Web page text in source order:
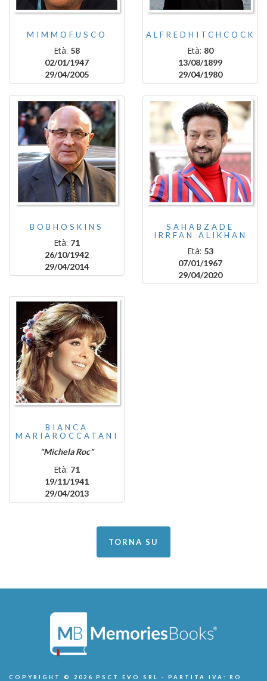
MIMMOFUSCO
Età: 58
02/01/1947
29/04/2005
ALFREDHITCHCOCK
Età: 80
13/08/1899
29/04/1980
BOBHOSKINS
Età: 71
26/10/1942
29/04/2014
SAHABZADE
IRRFAN ALIKHAN
Età: 53
07/01/1967
29/04/2020
BIANCA
MARIAROCCATANI
"Michela Roc"
Età: 71
19/11/1941
29/04/2013
TORNA SU
COPYRIGHT © 2026 PSCT EVO SRL - PARTITA IVA: RO